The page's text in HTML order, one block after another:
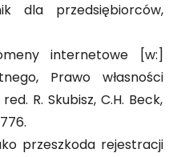
dla przedsiębiorców,
internetowe [w:]
Prawo własności
R. Skubisz, C.H. Beck,
przeszkoda rejestracji